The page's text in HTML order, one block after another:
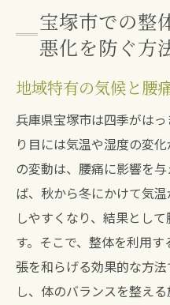
宝塚市での整
悪化を防ぐ方
地域特有の気候と腰
兵庫県宝塚市は四季がは
り目には気温や湿度の変
の変動は、腰痛に影響を
ば、秋から冬にかけて気
しやすくなり、結果とし
す。そこで、整体を利用
張を和らげる効果的な方
し、体のバランスを整える